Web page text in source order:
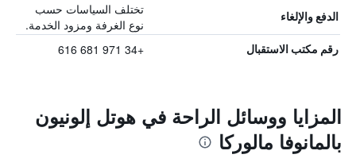
الدفع والإلغاء
تختلف السياسات حسب
نوع الغرفة ومزود الخدمة.
رقم مكتب الاستقبال +34 971 681 616
المزايا ووسائل الراحة في هوتل إلونيون
بالمانوفا مالوركا